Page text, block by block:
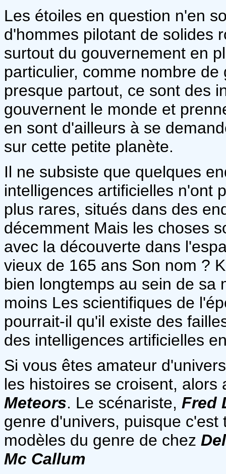
Les étoiles en question n'en
d'hommes pilotant de solides
surtout du gouvernement en
particulier, comme nombre
presque partout, ce sont des
gouvernent le monde et
en sont d'ailleurs à se
sur cette petite planète.
Il ne subsiste que quelques
intelligences artificielles n'ont
plus rares, situés dans des
décemment Mais les choses
avec la découverte dans
vieux de 165 ans Son nom ?
bien longtemps au sein de sa
moins Les scientifiques de
pourrait-il qu'il existe des
des intelligences artificielles
Si vous êtes amateur
les histoires se croisent,
Meteors. Le scénariste, Fred
genre d'univers, puisque
modèles du genre de chez
Mc Callum